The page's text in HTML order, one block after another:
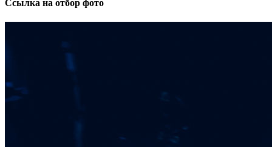
Ссылка на отбор фото